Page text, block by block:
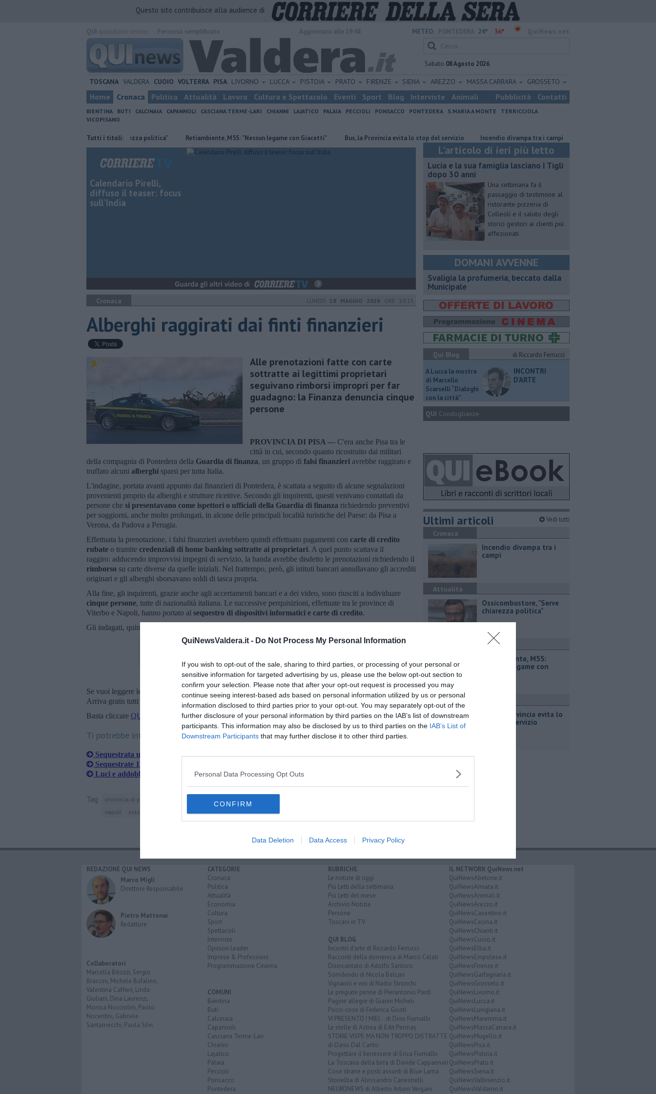
QuiNewsValdera.it - Do Not Process My Personal Information
If you wish to opt-out of the sale, sharing to third parties, or processing of your personal or
sensitive information for targeted advertising by us, please use the below opt-out section to
confirm your selection. Please note that after your opt-out request is processed you may
continue seeing interest-based ads based on personal information utilized by us or personal
information disclosed to third parties prior to your opt-out. You may separately opt-out of the
further disclosure of your personal information by third parties on the IAB’s list of downstream
participants. This information may also be disclosed by us to third parties on the IAB’s List of
Downstream Participants that may further disclose it to other third parties.
Personal Data Processing Opt Outs
CONFIRM
Data Deletion Data Access Privacy Policy
Questo sito contribuisce alla audience di
METEO: 24° 36°
Sabato 08 Agosto 2026
TOSCANA VALDERA CUOIO VOLTERRA PISA LIVORNO LUCCA PISTOIA PRATO FIRENZE SIENA AREZZO MASSA CARRARA GROSSETO
Home Cronaca Politica Attualità Lavoro Cultura e Spettacolo Eventi Sport Blog Interviste Animali Pubblicità Contatti
BIENTINA BUTI CALCINAIA CAPANNOLI CASCIANA TERME-LARI CHIANNI LAJATICO PALAIA PECCIOLI PONSACCO PONTEDERA S.MARIA A MONTE
TERRICCIOLA
VICOPISANO
Tutti i titoli:
Ossicombustore, "Serve chiarezza politica" Retiambiente, M5S: "Nessun legame con Giacetti" Bus, la Provincia evita lo stop del servizio Incendio divampa tra i campi Ossicombustore, "Serve
Calendario Pirelli,
diffuso il teaser: focus
sull'India
Cronaca LUNEDÌ 18 MAGGIO 2026 ORE 10:15
Alberghi raggirati dai finti finanzieri
Alle prenotazioni fatte con carte
sottratte ai legittimi proprietari
seguivano rimborsi impropri per far
guadagno: la Finanza denuncia cinque
persone
PROVINCIA DI PISA — C'era anche Pisa tra le
città in cui, secondo quanto ricostruito dai militari
della compagnia di Pontedera della Guardia di finanza, un gruppo di falsi finanzieri avrebbe raggirato e
truffato alcuni alberghi sparsi per tutta Italia.
L'indagine, portata avanti appunto dai finanzieri di Pontedera, è scattata a seguito di alcune segnalazioni
provenienti proprio da alberghi e strutture ricettive. Secondo gli inquirenti, questi venivano contattati da
persone che si presentavano come ispettori o ufficiali della Guardia di finanza richiedendo preventivi
per soggiorni, anche molto prolungati, in alcune delle principali località turistiche del Paese: da Pisa a
Verona, da Padova a Perugia.
Effettuata la prenotazione, i falsi finanzieri avrebbero quindi effettuato pagamenti con carte di credito
rubate o tramite credenziali di home banking sottratte ai proprietari. A quel punto scattava il
raggiro: adducendo improvvisi impegni di servizio, la banda avrebbe disdetto le prenotazioni richiedendo il
rimborso su carte diverse da quelle iniziali. Nel frattempo, però, gli istituti bancari annullavano gli accrediti
originari e gli alberghi sborsavano soldi di tasca propria.
Alla fine, gli inquirenti, grazie anche agli accertamenti bancari e a dei video, sono riusciti a individuare
cinque persone, tutte di nazionalità italiana. Le successive perquisizioni, effettuate tra le province di
Viterbo e Napoli, hanno portato al sequestro di dispositivi informatici e carte di credito.
Gli indagati, quindi, sono stati accusati dei reati di truffa, estorsione, usurpazione di titoli e riciclaggio.
Se vuoi leggere le notizie principali della Toscana iscriviti alla
Newsletter QUInews - ToscanaMedia.
Arriva gratis tutti i giorni alle 20:00 direttamente nella tua casella di posta.
Basta cliccare QUI
Ti potrebbe interessare anche:
Sequestrata un'officina fantasma con lavoratori in nero
Sequestrate 127 bombole di gpl
Luci e addobbi non conformi, sequestri della Finanza
Tag provincia di pisa
napoli
estorsione
L'articolo di ieri più letto
Lucia e la sua famiglia lasciano I Tigli
dopo 30 anni
Una settimana fa il
passaggio di testimone al
ristorante pizzeria di
Colleoli e il saluto degli
storici gestori ai clienti più
affezionati
DOMANI AVVENNE
Svaligia la profumeria, beccato dalla
Municipale
Qui Blog
di Riccardo Ferrucci
A Lucca la mostra
di Marcello
Scarselli “Dialoghi
con la città"
INCONTRI
D'ARTE
QUI Condoglianze
Ultimi articoli Vedi tutti
Cronaca
Incendio divampa tra i
campi
Attualità
Ossicombustore, "Serve
chiarezza politica"
Retiambiente, M5S:
"Nessun legame con
Attualità
Bus, la Provincia evita lo
stop del servizio
REDAZIONE QUI NEWS
Marco Migli
Direttore Responsabile
Pietro Mattonai
Redattore
Collaboratori
Marcella Bitozzi, Sergio
Braccini, Michele Bufalino,
Valentina Caffieri, Linda
Giuliani, Dina Laurenzi,
Monica Nocciolini, Paolo
Nocentini, Gabriele
Santarnecchi, Paola Silvi.
CATEGORIE
Cronaca
Politica
Attualità
Economia
Cultura
Sport
Spettacoli
Interviste
Opinion Leader
Imprese & Professioni
Programmazione Cinema
COMUNI
Bientina
Buti
Calcinaia
Capannoli
Casciana Terme-Lari
Chianni
Lajatico
Palaia
Peccioli
Ponsacco
Pontedera
RUBRICHE
Le notizie di oggi
Più Letti della settimana
Più Letti del mese
Archivio Notizie
Persone
Toscani in TV
QUI BLOG
Incontri d'arte di Riccardo Ferrucci
Racconti della domenica di Marco Celati
Disincantato di Adolfo Santoro
Sorridendo di Nicola Belcari
Vignaioli e vini di Nadio Stronchi
Le pregiate penne di Pierantonio Pardi
Pagine allegre di Gianni Micheli
Psico-cose di Federica Giusti
VI PRESENTO I MIEI... di Dino Fiumalbi
Le stelle di Astrea di Edit Permay
STORIE VISPE MA NON TROPPO DISTRATTE
di Dario Dal Canto
Progettare il benessere di Erica Fiumalbi
La Toscana della birra di Davide Cappannari
Cose strane e posti assurdi di Blue Lama
Storielba di Alessandro Canestrelli
NEURONEWS di Alberto Arturo Vergani
IL NETWORK QuiNews.net
QuiNewsAbetone.it
QuiNewsAmiata.it
QuiNewsAnimali.it
QuiNewsArezzo.it
QuiNewsCasentino.it
QuiNewsCecina.it
QuiNewsChianti.it
QuiNewsCuoio.it
QuiNewsElba.it
QuiNewsEmpolese.it
QuiNewsFirenze.it
QuiNewsGarfagnana.it
QuiNewsGrosseto.it
QuiNewsLivorno.it
QuiNewsLucca.it
QuiNewsLunigiana.it
QuiNewsMaremma.it
QuiNewsMassaCarrara.it
QuiNewsMugello.it
QuiNewsPisa.it
QuiNewsPistoia.it
QuiNewsPrato.it
QuiNewsSiena.it
QuiNewsValbisenzio.it
QuiNewsValdarno.it